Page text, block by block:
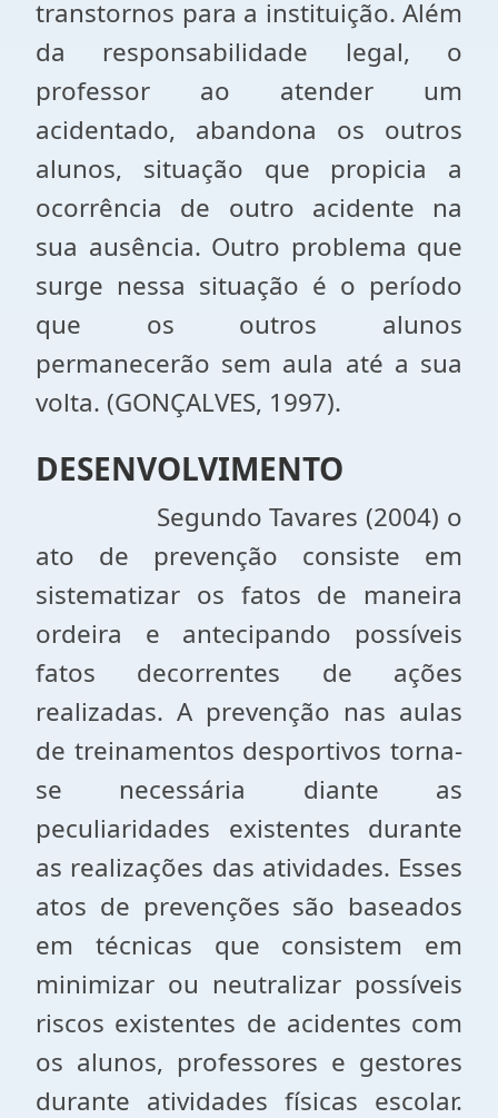
transtornos para a instituição. Além
da responsabilidade legal, o
professor ao atender um
acidentado, abandona os outros
alunos, situação que propicia a
ocorrência de outro acidente na
sua ausência. Outro problema que
surge nessa situação é o período
que os outros alunos
permanecerão sem aula até a sua
volta. (GONÇALVES, 1997).
DESENVOLVIMENTO
Segundo Tavares (2004) o
ato de prevenção consiste em
sistematizar os fatos de maneira
ordeira e antecipando possíveis
fatos decorrentes de ações
realizadas. A prevenção nas aulas
de treinamentos desportivos torna-
se necessária diante as
peculiaridades existentes durante
as realizações das atividades. Esses
atos de prevenções são baseados
em técnicas que consistem em
minimizar ou neutralizar possíveis
riscos existentes de acidentes com
os alunos, professores e gestores
durante atividades físicas escolar.